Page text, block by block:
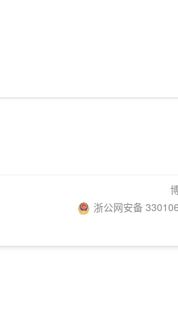
浙公网安备